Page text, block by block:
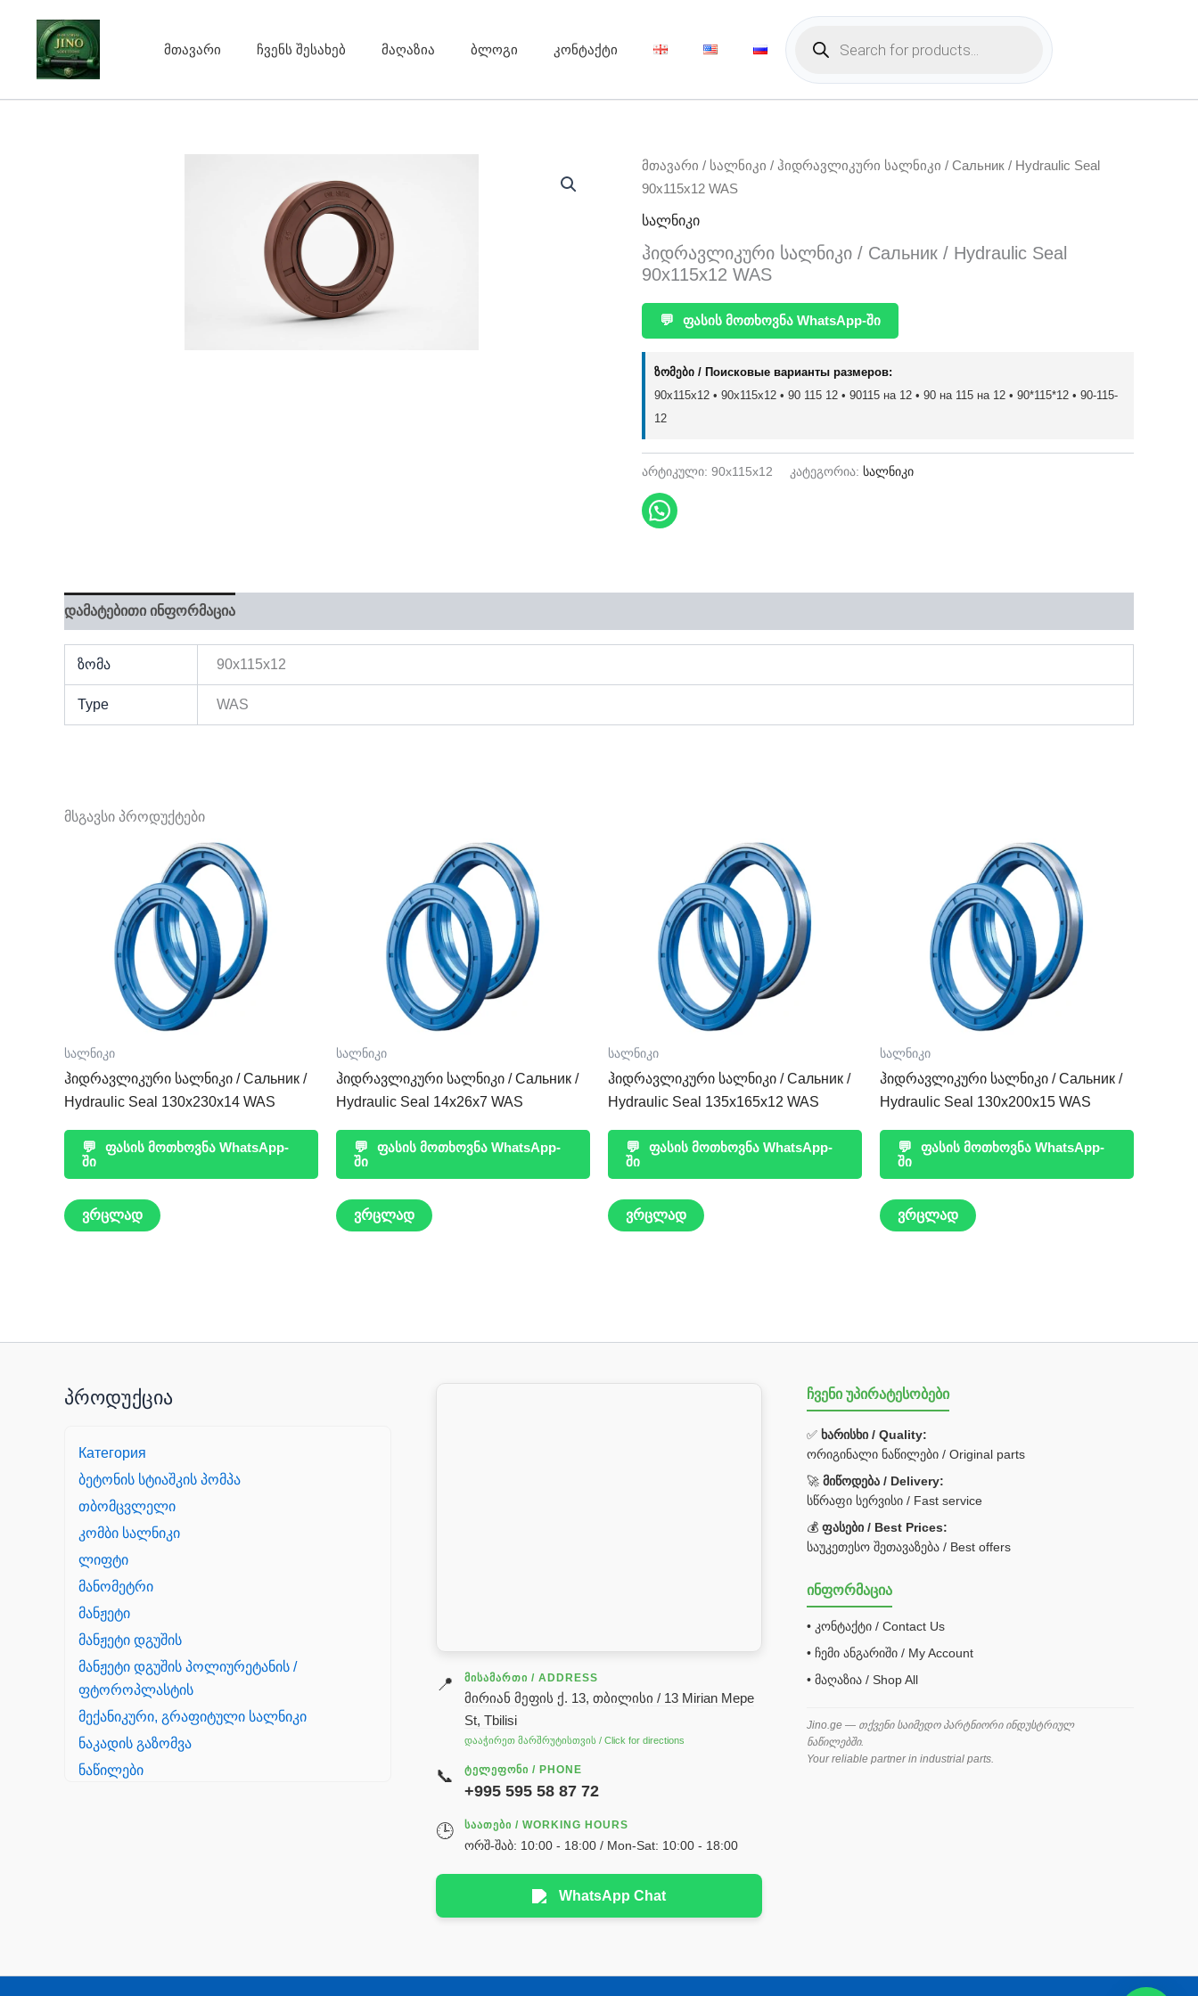
content
მთავარი ჩვენს შესახებ მაღაზია ბლოგი კონტაქტი
Products
search
მთავარი / სალნიკი / ჰიდრავლიკური სალნიკი / Сальник / Hydraulic Seal
90x115x12 WAS
სალნიკი
ჰიდრავლიკური სალნიკი / Сальник / Hydraulic Seal
90x115x12 WAS
💬 ფასის მოთხოვნა WhatsApp-ში
ზომები / Поисковые варианты размеров:
90x115x12 • 90х115х12 • 90 115 12 • 90115 на 12 • 90 на 115 на 12 • 90*115*12 • 90-115-
12
არტიკული: 90x115x12 კატეგორია: სალნიკი
დამატებითი ინფორმაცია
ზომა 90x115x12
Type WAS
მსგავსი პროდუქტები
სალნიკი
ჰიდრავლიკური სალნიკი / Сальник /
Hydraulic Seal 130x230x14 WAS
💬
ფასის მოთხოვნა WhatsApp-
ში
ვრცლად
სალნიკი
ჰიდრავლიკური სალნიკი / Сальник /
Hydraulic Seal 14x26x7 WAS
💬
ფასის მოთხოვნა WhatsApp-
ში
ვრცლად
სალნიკი
ჰიდრავლიკური სალნიკი / Сальник /
Hydraulic Seal 135x165x12 WAS
💬
ფასის მოთხოვნა WhatsApp-
ში
ვრცლად
სალნიკი
ჰიდრავლიკური სალნიკი / Сальник /
Hydraulic Seal 130x200x15 WAS
💬
ფასის მოთხოვნა WhatsApp-
ში
ვრცლად
პროდუქცია
Категория
ბეტონის სტიაშკის პომპა
თბომცვლელი
კომბი სალნიკი
ლიფტი
მანომეტრი
მანჟეტი
მანჟეტი დგუშის
მანჟეტი დგუშის პოლიურეტანის /
ფტოროპლასტის
მექანიკური, გრაფიტული სალნიკი
ნაკადის გაზომვა
ნაწილები
რეზინის რგოლი
📍 ᲛᲘᲡᲐᲛᲐᲠᲗᲘ / ADDRESS
მირიან მეფის ქ. 13, თბილისი / 13 Mirian Mepe
St, Tbilisi
დააჭირეთ მარშრუტისთვის / Click for directions
📞 ᲢᲔᲚᲔᲤᲝᲜᲘ / PHONE
+995 595 58 87 72
🕒 ᲡᲐᲐᲗᲔᲑᲘ / WORKING HOURS
ორშ-შაბ: 10:00 - 18:00 / Mon-Sat: 10:00 - 18:00
WhatsApp Chat
ჩვენი უპირატესობები
✅ ხარისხი / Quality:
ორიგინალი ნაწილები / Original parts
🚀მიწოდება / Delivery:
სწრაფი სერვისი / Fast service
💰ფასები / Best Prices:
საუკეთესო შეთავაზება / Best offers
ინფორმაცია
• კონტაქტი / Contact Us
• ჩემი ანგარიში / My Account
• მაღაზია / Shop All
Jino.ge — თქვენი საიმედო პარტნიორი ინდუსტრიულ
ნაწილებში.
Your reliable partner in industrial parts.